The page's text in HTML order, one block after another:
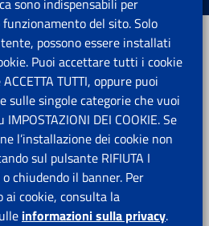
sono indispensabili per
del sito. Solo
possono essere installati
Puoi accettare tutti i cookie
TUTTI, oppure puoi
sulle singole categorie che vuoi
DEI COOKIE. Se
l’installazione dei cookie non
sul pulsante RIFIUTA I
o chiudendo il banner. Per
cookie, consulta la
informazioni sulla privacy.